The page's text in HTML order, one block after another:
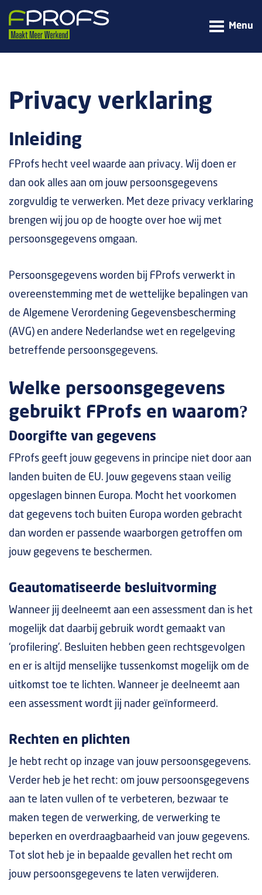
Menu
Privacy verklaring
Inleiding
FProfs hecht veel waarde aan privacy. Wij doen er
dan ook alles aan om jouw persoonsgegevens
zorgvuldig te verwerken. Met deze privacy verklaring
brengen wij jou op de hoogte over hoe wij met
persoonsgegevens omgaan.
Persoonsgegevens worden bij FProfs verwerkt in
overeenstemming met de wettelijke bepalingen van
de Algemene Verordening Gegevensbescherming
(AVG) en andere Nederlandse wet en regelgeving
betreffende persoonsgegevens.
Welke persoonsgegevens
gebruikt FProfs en waarom?
Doorgifte van gegevens
FProfs geeft jouw gegevens in principe niet door aan
landen buiten de EU. Jouw gegevens staan veilig
opgeslagen binnen Europa. Mocht het voorkomen
dat gegevens toch buiten Europa worden gebracht
dan worden er passende waarborgen getroffen om
jouw gegevens te beschermen.
Geautomatiseerde besluitvorming
Wanneer jij deelneemt aan een assessment dan is het
mogelijk dat daarbij gebruik wordt gemaakt van
‘profilering’. Besluiten hebben geen rechtsgevolgen
en er is altijd menselijke tussenkomst mogelijk om de
uitkomst toe te lichten. Wanneer je deelneemt aan
een assessment wordt jij nader geïnformeerd.
Rechten en plichten
Je hebt recht op inzage van jouw persoonsgegevens.
Verder heb je het recht: om jouw persoonsgegevens
aan te laten vullen of te verbeteren, bezwaar te
maken tegen de verwerking, de verwerking te
beperken en overdraagbaarheid van jouw gegevens.
Tot slot heb je in bepaalde gevallen het recht om
jouw persoonsgegevens te laten verwijderen.